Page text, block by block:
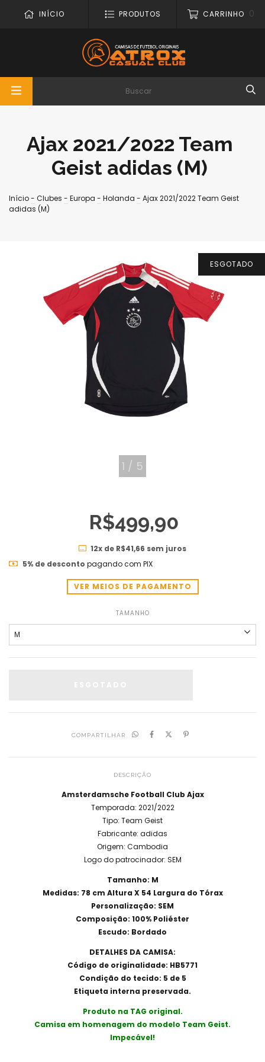
INÍCIO PRODUTOS CARRINHO 0
Ajax 2021/2022 Team
Geist adidas (M)
Início- Clubes - Europa - Holanda - Ajax 2021/2022 Team Geist
adidas (M)
ESGOTADO
1 / 5
R$499,90
12x de R$41,66 sem juros
5% de desconto pagando com PIX
VER MEIOS DE PAGAMENTO
TAMANHO
COMPARTILHAR
DESCRIÇÃO
Amsterdamsche Football Club Ajax
Temporada: 2021/2022
Tipo: Team Geist
Fabricante: adidas
Origem: Cambodia
Logo do patrocinador: SEM
Tamanho: M
Medidas: 78 cm Altura X 54 Largura do Tórax
Personalização: SEM
Composição: 100% Poliéster
Escudo: Bordado
DETALHES DA CAMISA:
Código de originalidade: HB5771
Condição do tecido: 5 de 5
Etiqueta interna preservada.
Produto na TAG original.
Camisa em homenagem do modelo Team Geist.
Impecável!